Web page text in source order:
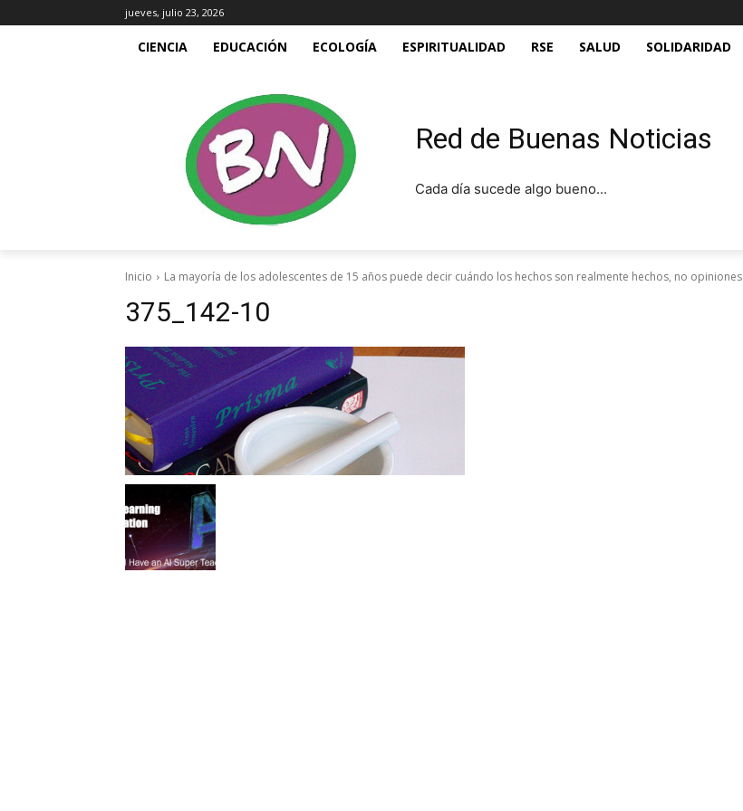
jueves, julio 23, 2026
CIENCIA EDUCACIÓN ECOLOGÍA ESPIRITUALIDAD RSE SALUD SOLIDARIDAD
Red de Buenas Noticias
Cada día sucede algo bueno...
Inicio La mayoría de los adolescentes de 15 años puede decir cuándo los hechos son realmente hechos, no opiniones
375_142-10